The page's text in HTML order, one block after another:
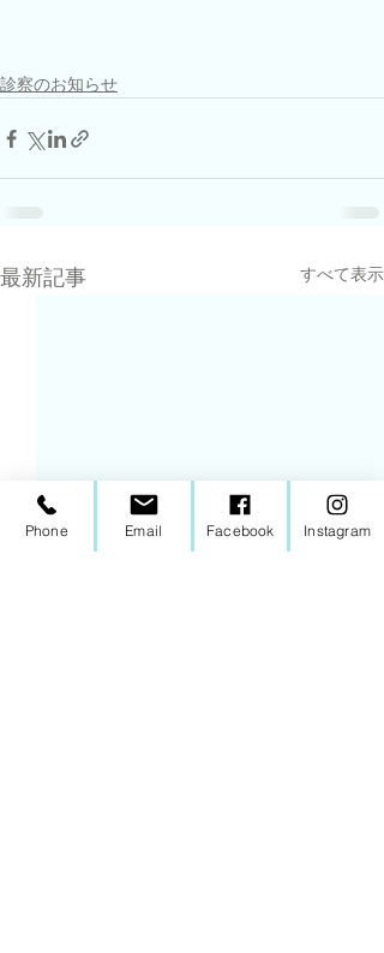
診察のお知らせ
最新記事 すべて表示
Phone Email Facebook Instagram